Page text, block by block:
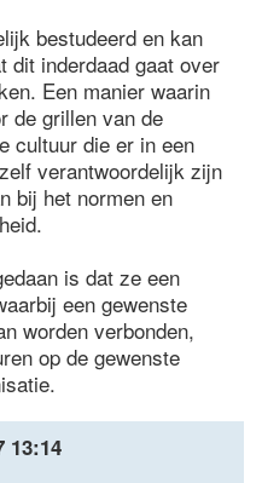
bestudeerd en kan
dit inderdaad gaat over
Een manier waarin
de grillen van de
cultuur die er in een
verantwoordelijk zijn
bij het normen en
is dat ze een
een gewenste
worden verbonden,
op de gewenste
13:14